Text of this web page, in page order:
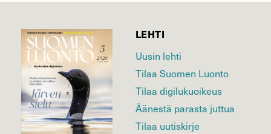
LEHTI
Uusin lehti
Tilaa Suomen Luonto
Tilaa digilukuoikeus
Äänestä parasta juttua
Tilaa uutiskirje